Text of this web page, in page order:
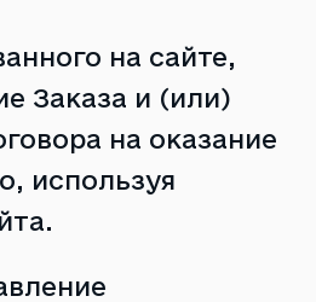
на сайте,
Заказа и (или)
на оказание
используя